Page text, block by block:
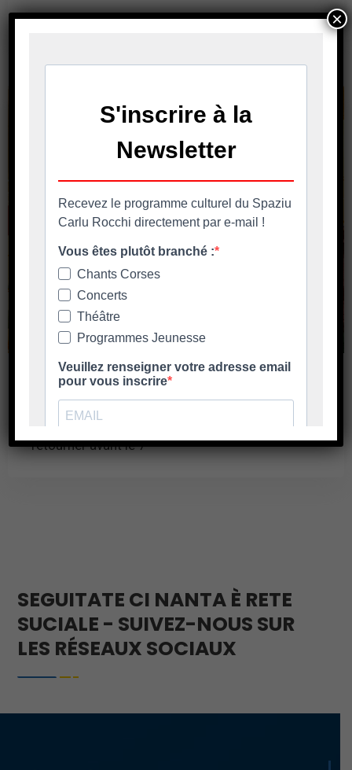
En savoir plus
Inscriptions au Marché de Noël
Mercatu di Natale in Biguglia 11 – 12 et 13
décembre 2026 Le dossier d’inscription à
retourner avant le 7
SEGUITATE CI NANTA È RETE
SUCIALE - SUIVEZ-NOUS SUR
LES RÉSEAUX SOCIAUX
×